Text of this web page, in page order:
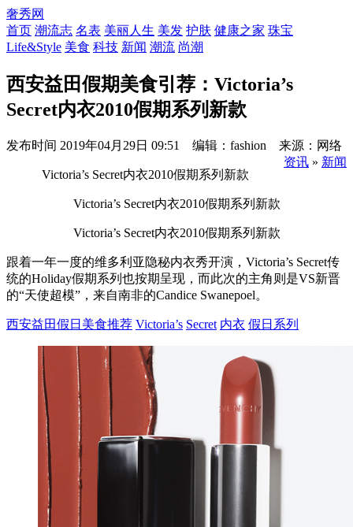
奢秀网
首页 潮流志 名表 美丽人生 美发 护肤 健康之家 珠宝
Life&Style 美食 科技 新闻 潮流 尚潮
西安益田假期美食引荐：Victoria’s
Secret内衣2010假期系列新款
发布时间 2019年04月29日 09:51 编辑：fashion 来源：网络
资讯 » 新闻
Victoria’s Secret内衣2010假期系列新款
Victoria’s Secret内衣2010假期系列新款
Victoria’s Secret内衣2010假期系列新款
跟着一年一度的维多利亚隐秘内衣秀开演，Victoria’s Secret传
统的Holiday假期系列也按期呈现，而此次的主角则是VS新晋
的“天使超模”，来自南非的Candice Swanepoel。
西安益田假日美食推荐 Victoria’s Secret 内衣 假日系列